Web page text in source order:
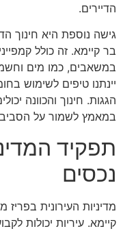
הדיירים.
גישה נוספת היא חינוך
בר קיימא. זה כולל
במשאבים, כמו מים
יינתנו טיפים לשימוש
הגגות. חינוך והכוונה
במאמץ לשמור על
תפקיד
נכסים
מדיניות העירונית
קיימא. עיריות יכולות